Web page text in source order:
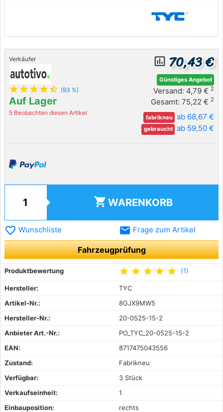
Verkäufer
star star star star star_half (93 %)
Auf Lager
5 Beobachten diesen Artikel
insert_chart_outlined 70,43 €
Günstiges Angebot
Versand: 4,79 € 2
Gesamt: 75,22 € 2
fabrikneu ab 68,67 €
gebraucht ab 59,50 €
shopping_cart WARENKORB
favorite_border Wunschliste email Frage zum Artikel
Fahrzeugprüfung
Produktbewertung star star star star star (1)
Hersteller:
TYC
Artikel-Nr.:
8GJX9MW5
Hersteller-Nr.:
20-0525-15-2
Anbieter Art.-Nr.:
PO_TYC_20-0525-15-2
EAN:
8717475043556
Zustand:
Fabrikneu
Verfügbar:
3 Stück
Verkaufseinheit:
1
Einbauposition:
rechts